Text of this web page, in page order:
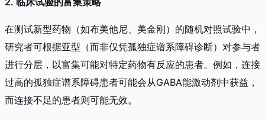
在测试新型药物（如布美他尼、美金刚）的随机对照试验中，
研究者可根据亚型（而非仅凭孤独症谱系障碍诊断）对参与者
进行分层，以富集可能对特定药物有反应的患者。例如，连接
过高的孤独症谱系障碍患者可能会从GABA能激动剂中获益，
而连接不足的患者则可能无效。